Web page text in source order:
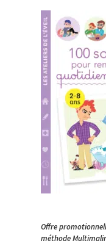
Offre
méthode